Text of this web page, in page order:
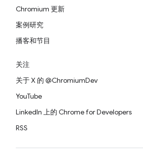
Chromium 更新
案例研究
播客和节目
关注
关于 X 的 @ChromiumDev
YouTube
LinkedIn 上的 Chrome for Developers
RSS